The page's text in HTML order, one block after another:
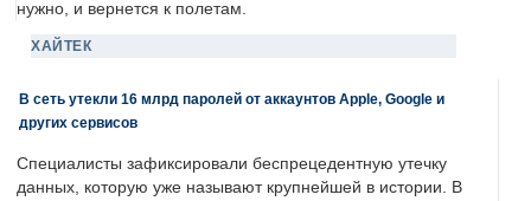
нужно, и вернется к полетам.
ХАЙТЕК
В сеть утекли 16 млрд паролей от аккаунтов Apple, Google и
других сервисов
Специалисты зафиксировали беспрецедентную утечку
данных, которую уже называют крупнейшей в истории. В